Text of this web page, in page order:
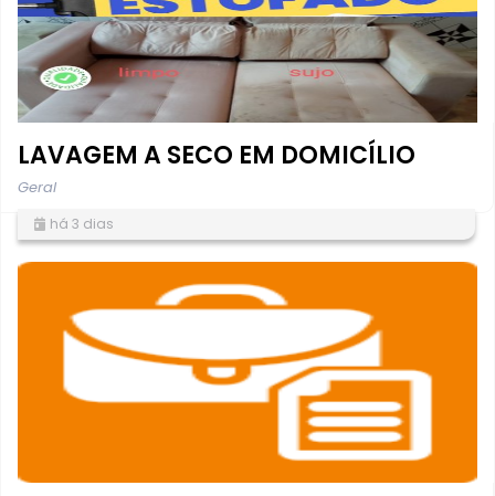
LAVAGEM A SECO EM DOMICÍLIO
Geral
há 3 dias